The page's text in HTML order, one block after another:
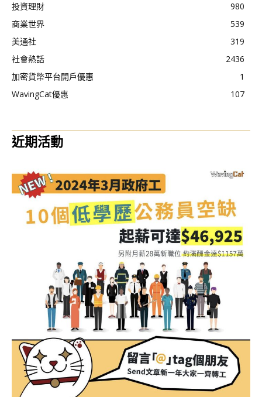
投資理財
980
商業世界
539
美通社
319
社會熱話
2436
加密貨幣平台開戶優惠
1
WavingCat優惠
107
近期活動